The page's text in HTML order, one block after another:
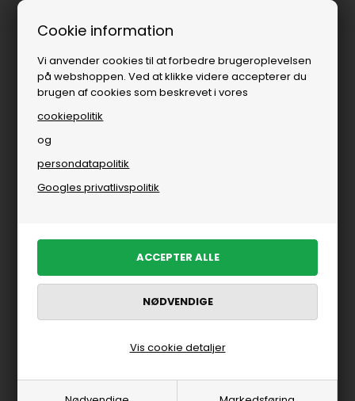
Cookie information
Vi anvender cookies til at forbedre brugeroplevelsen
på webshoppen. Ved at klikke videre accepterer du
brugen af cookies som beskrevet i vores
cookiepolitik
og
persondatapolitik
Googles privatlivspolitik
Vis cookie detaljer